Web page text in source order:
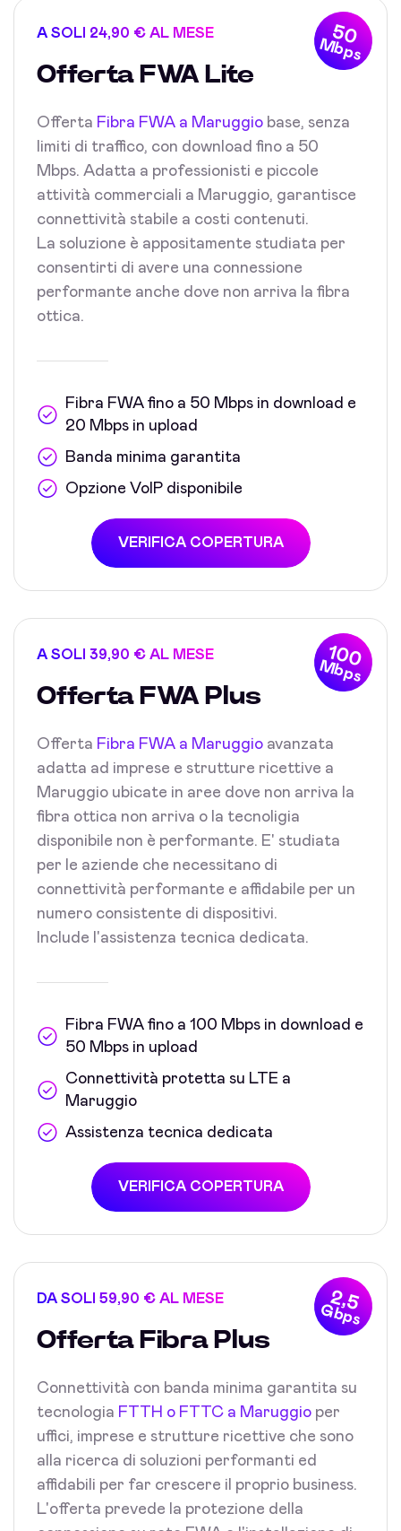
50
Mbps
A SOLI 24,90 € AL MESE
Offerta FWA Lite
Offerta Fibra FWA a Maruggio base, senza
limiti di traffico, con download fino a 50
Mbps. Adatta a professionisti e piccole
attività commerciali a Maruggio, garantisce
connettività stabile a costi contenuti.
La soluzione è appositamente studiata per
consentirti di avere una connessione
performante anche dove non arriva la fibra
ottica.
Fibra FWA fino a 50 Mbps in download e
20 Mbps in upload
Banda minima garantita
Opzione VoIP disponibile
VERIFICA COPERTURA
100
Mbps
A SOLI 39,90 € AL MESE
Offerta FWA Plus
Offerta Fibra FWA a Maruggio avanzata
adatta ad imprese e strutture ricettive a
Maruggio ubicate in aree dove non arriva la
fibra ottica non arriva o la tecnoligia
disponibile non è performante. E' studiata
per le aziende che necessitano di
connettività performante e affidabile per un
numero consistente di dispositivi.
Include l'assistenza tecnica dedicata.
Fibra FWA fino a 100 Mbps in download e
50 Mbps in upload
Connettività protetta su LTE a
Maruggio
Assistenza tecnica dedicata
VERIFICA COPERTURA
2,5
Gbps
DA SOLI 59,90 € AL MESE
Offerta Fibra Plus
Connettività con banda minima garantita su
tecnologia FTTH o FTTC a Maruggio per
uffici, imprese e strutture ricettive che sono
alla ricerca di soluzioni performanti ed
affidabili per far crescere il proprio business.
L'offerta prevede la protezione della